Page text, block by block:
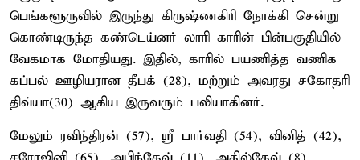
பெங்களூருவில் இருந்து கிருஷ்ணகிரி நோக்கி சென்று
கொண்டிருந்த கண்டெய்னர் லாரி காரின் பின்பகுதியில்
வேகமாக மோதியது. இதில், காரில் பயணித்த வணிக
கப்பல் ஊழியரான தீபக் (28), மற்றும் அவரது சகோதரி
திவ்யா(30) ஆகிய இருவரும் பலியாகினர்.
மேலும் ரவிந்திரன் (57), ஸ்ரீ பார்வதி (54), வினித் (42),